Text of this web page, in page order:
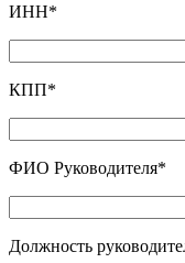
ИНН*
КПП*
ФИО Руководителя*
Должность